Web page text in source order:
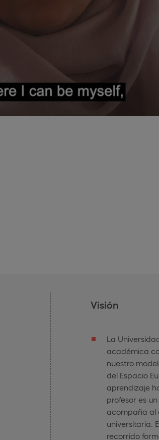
Visión
La
académica
nuestro
del Espacio
aprendizaje
profesor es
acompaña al
universitaria.
recorrido